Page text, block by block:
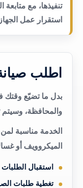
تنفيذها، مع
استقرار عمل
اطلب
بدل ما تضيّع
والمحافظة، وسيتم
الخدمة مناسبة
الميكروويف أو
استقبال
تغطية طلبات